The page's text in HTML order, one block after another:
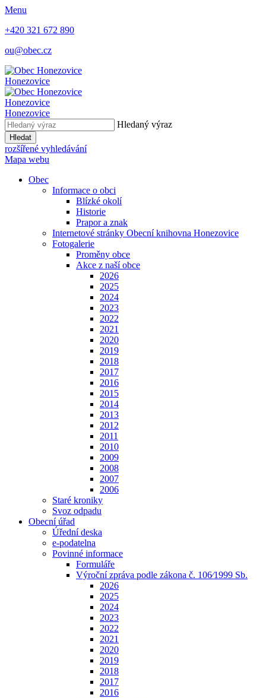
Menu
+420 321 672 890
ou@obec.cz
Honezovice
Honezovice
Honezovice
Hledaný výraz
Hledat
rozšířené vyhledávání
Mapa webu
Obec
Informace o obci
Blízké okolí
Historie
Prapor a znak
Internetové stránky Obecní knihovna Honezovice
Fotogalerie
Proměny obce
Akce z naší obce
2026
2025
2024
2023
2022
2021
2020
2019
2018
2017
2016
2015
2014
2013
2012
2011
2010
2009
2008
2007
2006
Staré kroniky
Svoz odpadu
Obecní úřad
Úřední deska
e-podatelna
Povinné informace
Formuláře
Výroční zpráva podle zákona č. 106⁄1999 Sb.
2026
2025
2024
2023
2022
2021
2020
2019
2018
2017
2016